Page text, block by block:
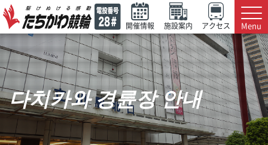
開催情報 施設案内 アクセス Menu
다치카와 경륜장 안내